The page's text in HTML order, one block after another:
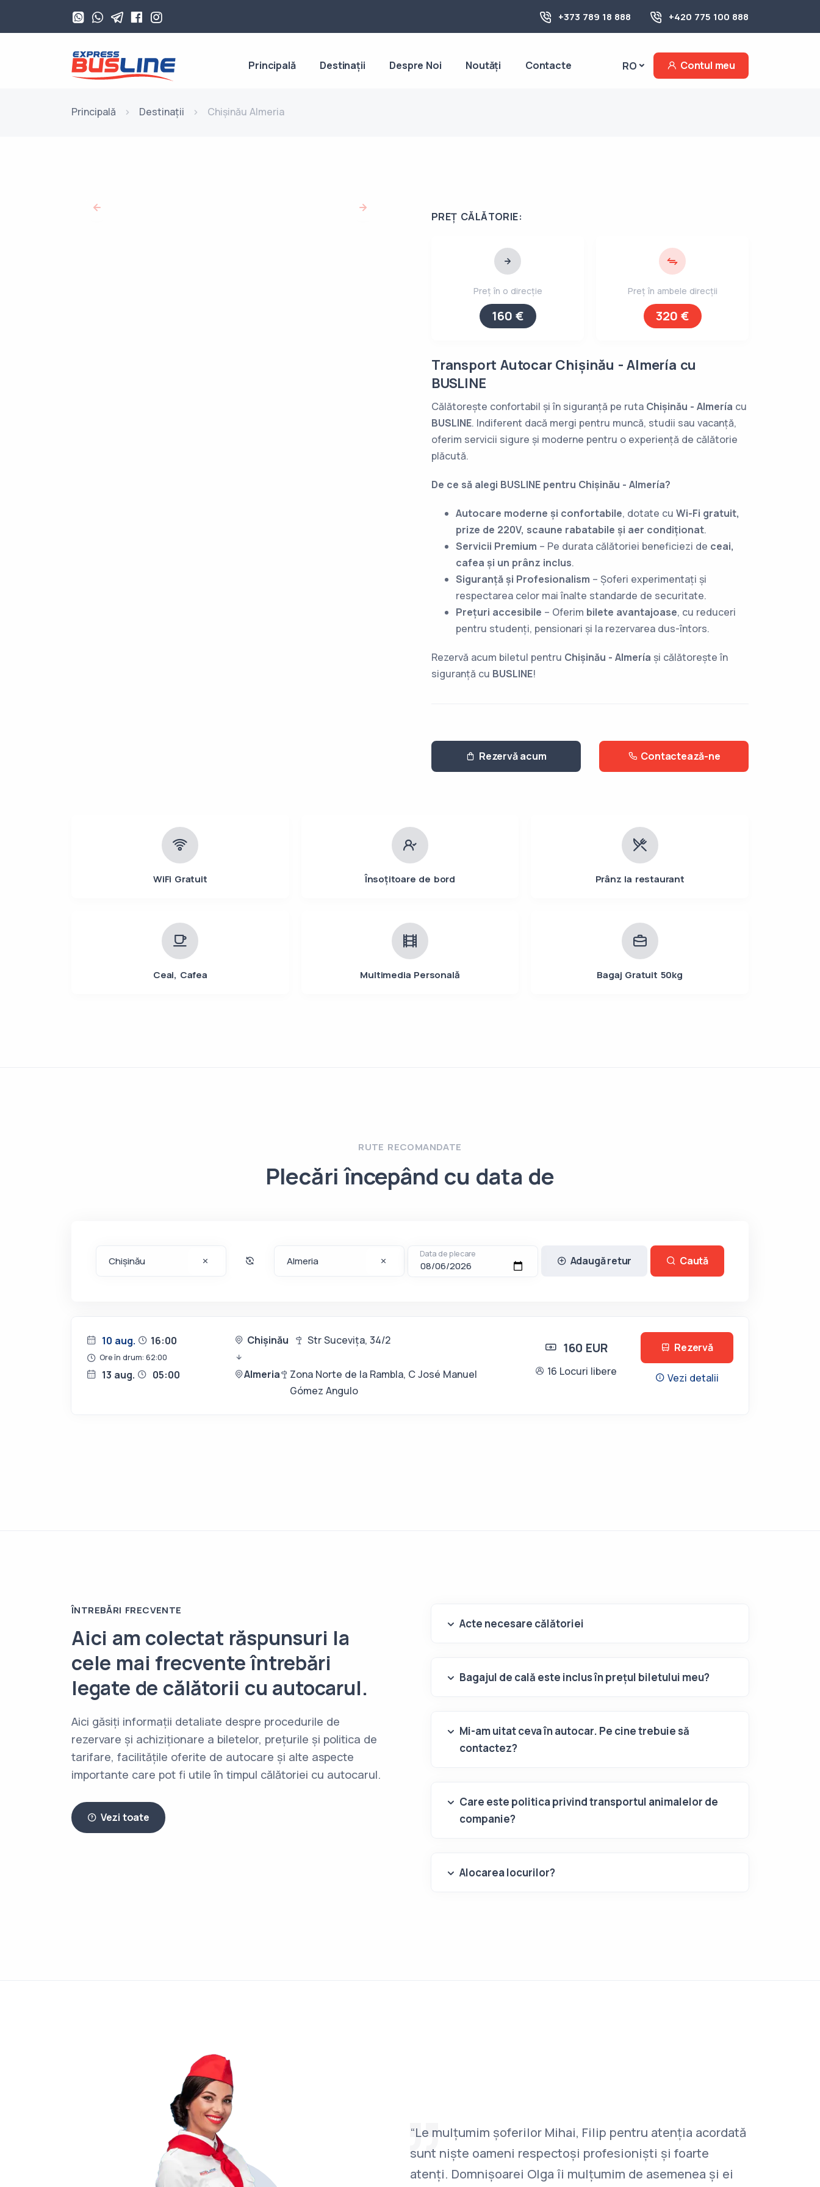
+373 789 18 888 +420 775 100 888
Principală Destinații Despre Noi Noutăți Contacte RO Contul meu
Principală Destinații Chișinău Almeria
PREȚ CĂLĂTORIE:
Preț în o direcție
160 €
Preț în ambele direcții
320 €
Transport Autocar Chișinău - Almería cu
BUSLINE
Călătorește confortabil și în siguranță pe ruta Chișinău - Almería cu
BUSLINE. Indiferent dacă mergi pentru muncă, studii sau vacanță,
oferim servicii sigure și moderne pentru o experiență de călătorie
plăcută.
De ce să alegi BUSLINE pentru Chișinău - Almería?
Autocare moderne și confortabile, dotate cu Wi-Fi gratuit,
prize de 220V, scaune rabatabile și aer condiționat.
Servicii Premium – Pe durata călătoriei beneficiezi de ceai,
cafea și un prânz inclus.
Siguranță și Profesionalism – Șoferi experimentați și
respectarea celor mai înalte standarde de securitate.
Prețuri accesibile – Oferim bilete avantajoase, cu reduceri
pentru studenți, pensionari și la rezervarea dus-întors.
Rezervă acum biletul pentru Chișinău - Almería și călătorește în
siguranță cu BUSLINE!
Rezervă acum Contactează-ne
WiFi Gratuit Însoțitoare de bord Prânz la restaurant
Ceai, Cafea Multimedia Personală Bagaj Gratuit 50kg
RUTE RECOMANDATE
Plecări începând cu data de
Data de plecare
Adaugă retur Caută
10 aug. 16:00 Chișinău Str Sucevița, 34/2
Ore în drum: 62:00
13 aug. 05:00 Almeria
Zona Norte de la Rambla, C José Manuel
Gómez Angulo
160 EUR
16 Locuri libere
Rezervă
Vezi detalii
ÎNTREBĂRI FRECVENTE
Aici am colectat răspunsuri la
cele mai frecvente întrebări
legate de călătorii cu autocarul.
Aici găsiți informații detaliate despre procedurile de
rezervare și achiziționare a biletelor, prețurile și politica de
tarifare, facilitățile oferite de autocare și alte aspecte
importante care pot fi utile în timpul călătoriei cu autocarul.
Vezi toate
Acte necesare călătoriei
Bagajul de cală este inclus în prețul biletului meu?
Mi-am uitat ceva în autocar. Pe cine trebuie să
contactez?
Care este politica privind transportul animalelor de
companie?
Alocarea locurilor?
“Le mulțumim șoferilor Mihai, Filip pentru atenția acordată
sunt niște oameni respectoși profesioniști și foarte
atenți. Domnișoarei Olga îi mulțumim de asemenea și ei